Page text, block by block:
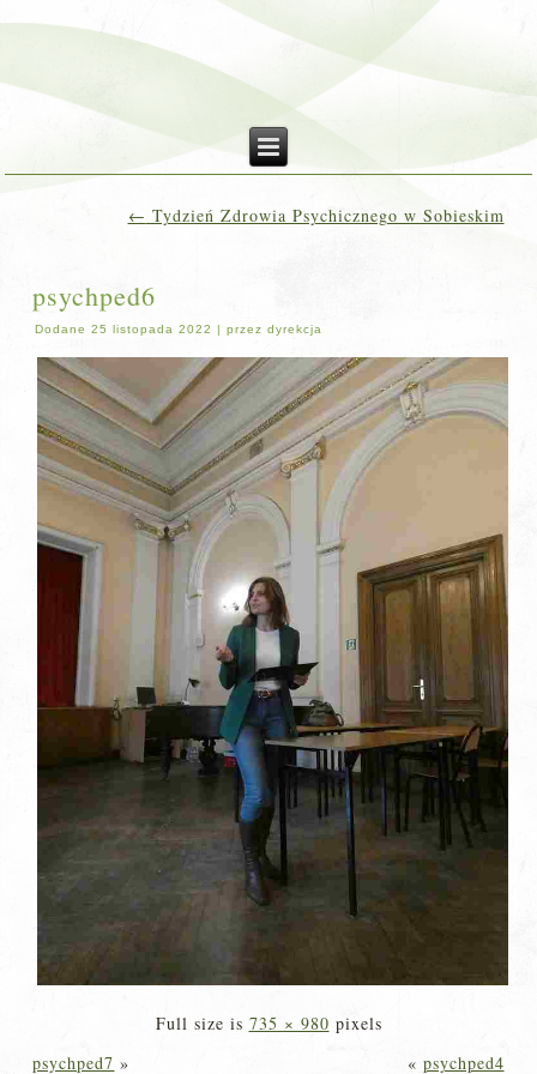
← Tydzień Zdrowia Psychicznego w Sobieskim
psychped6
Dodane 25 listopada 2022 |przez dyrekcja
Full size is 735 × 980 pixels
psychped7 » « psychped4